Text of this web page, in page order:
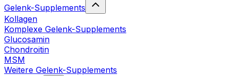
Gelenk-Supplements
Kollagen
Komplexe Gelenk-Supplements
Glucosamin
Chondroitin
MSM
Weitere Gelenk-Supplements